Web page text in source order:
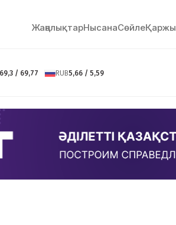
ЖаңалықтарНысанаСөйлeҚаржы
69,3 / 69,77 RUB5,66 / 5,59